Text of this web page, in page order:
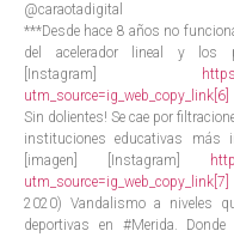
@caraotadigital
***Desde hace 8 años no
del acelerador lineal y los
[Instagram]
utm_source=ig_web_copy_link [6]
Sin dolientes! Se cae por
instituciones educativas más
[imagen] [Instagram]
utm_source=ig_web_copy_link [7]
2020) Vandalismo a niveles
deportivas en #Merida.